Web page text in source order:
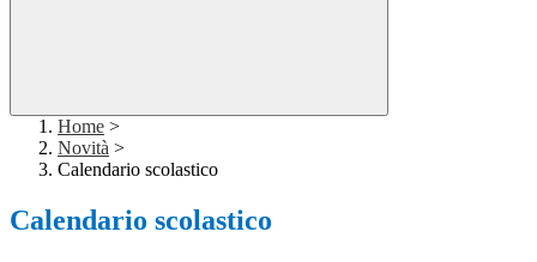
Home >
Novità >
Calendario scolastico
Calendario scolastico